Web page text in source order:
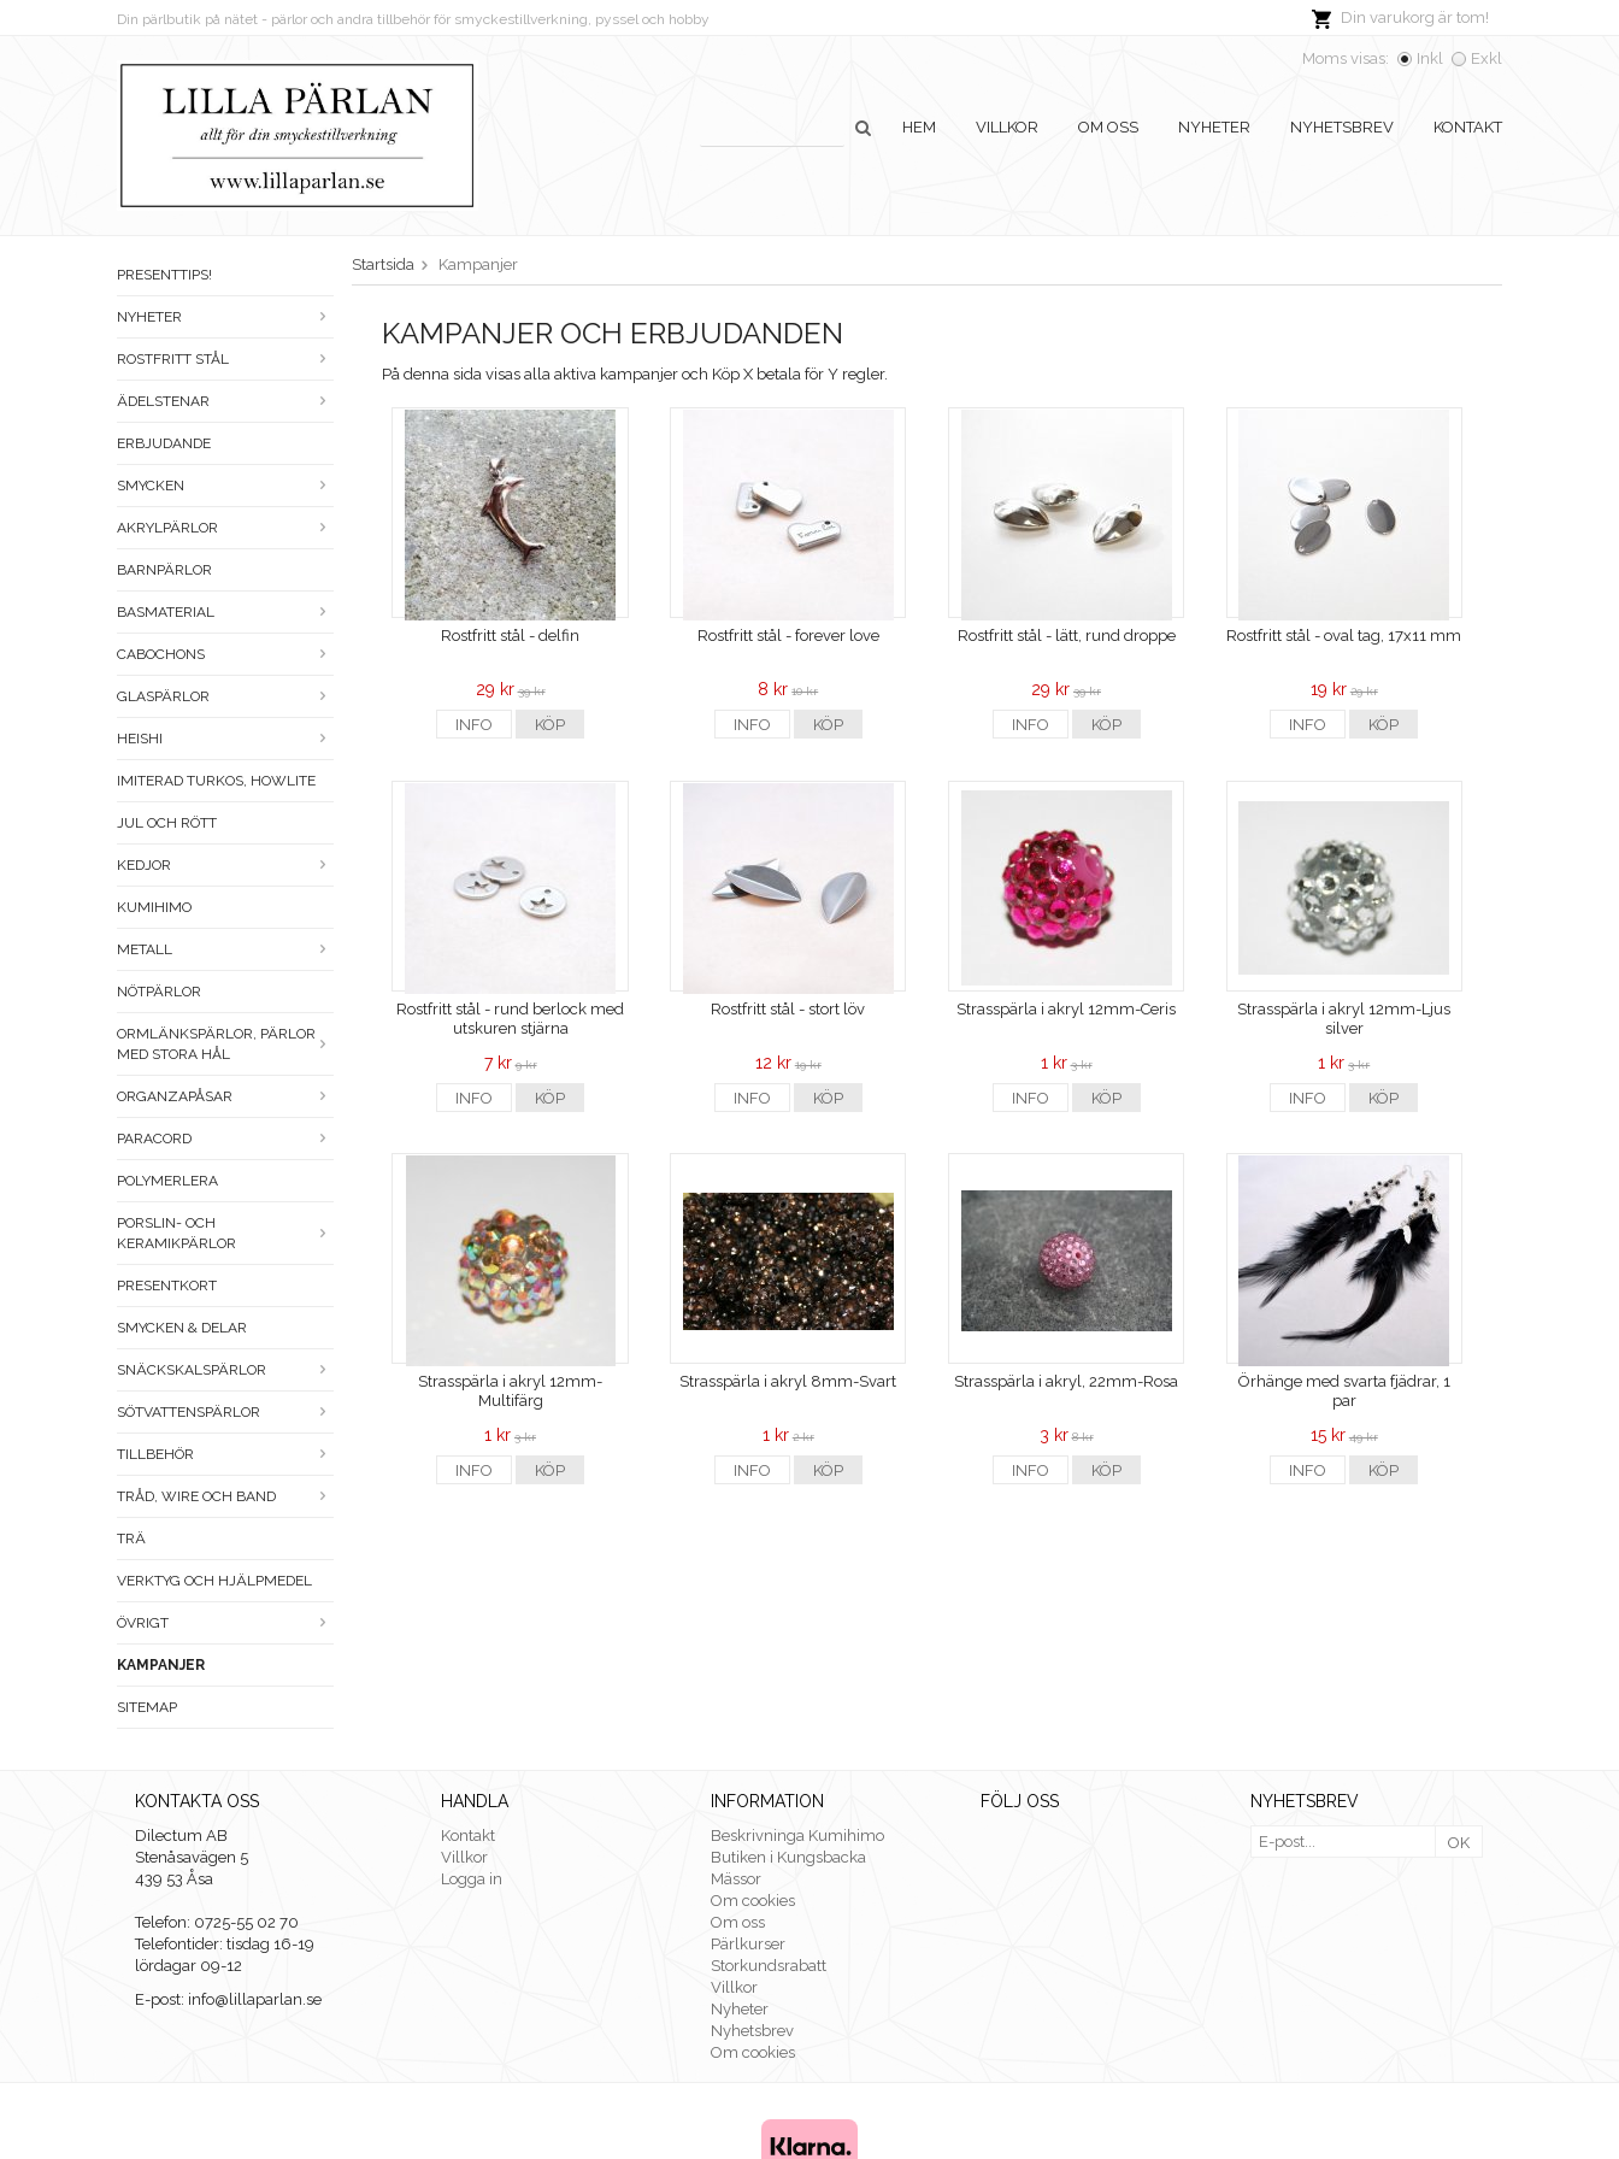
Din varukorg är tom!
Din pärlbutik på nätet - pärlor och andra tillbehör för smyckestillverkning, pyssel och hobby
Moms visas: Inkl Exkl
HEM VILLKOR OM OSS NYHETER NYHETSBREV KONTAKT
PRESENTTIPS!
NYHETER
ROSTFRITT STÅL
ÄDELSTENAR
ERBJUDANDE
SMYCKEN
AKRYLPÄRLOR
BARNPÄRLOR
BASMATERIAL
CABOCHONS
GLASPÄRLOR
HEISHI
IMITERAD TURKOS, HOWLITE
JUL OCH RÖTT
KEDJOR
KUMIHIMO
METALL
NÖTPÄRLOR
ORMLÄNKSPÄRLOR, PÄRLOR
MED STORA HÅL
ORGANZAPÅSAR
PARACORD
POLYMERLERA
PORSLIN- OCH
KERAMIKPÄRLOR
PRESENTKORT
SMYCKEN & DELAR
SNÄCKSKALSPÄRLOR
SÖTVATTENSPÄRLOR
TILLBEHÖR
TRÅD, WIRE OCH BAND
TRÄ
VERKTYG OCH HJÄLPMEDEL
ÖVRIGT
KAMPANJER
SITEMAP
Startsida Kampanjer
KAMPANJER OCH ERBJUDANDEN
På denna sida visas alla aktiva kampanjer och Köp X betala för Y regler.
Rostfritt stål - delfin
29 kr 39 kr
INFO KÖP
Rostfritt stål - forever love
8 kr 10 kr
INFO KÖP
Rostfritt stål - lätt, rund droppe
29 kr 39 kr
INFO KÖP
Rostfritt stål - oval tag, 17x11 mm
19 kr 29 kr
INFO KÖP
Rostfritt stål - rund berlock med
utskuren stjärna
7 kr 9 kr
INFO KÖP
Rostfritt stål - stort löv
12 kr 19 kr
INFO KÖP
Strasspärla i akryl 12mm-Ceris
1 kr 3 kr
INFO KÖP
Strasspärla i akryl 12mm-Ljus
silver
1 kr 3 kr
INFO KÖP
Strasspärla i akryl 12mm-
Multifärg
1 kr 3 kr
INFO KÖP
Strasspärla i akryl 8mm-Svart
1 kr 2 kr
INFO KÖP
Strasspärla i akryl, 22mm-Rosa
3 kr 8 kr
INFO KÖP
Örhänge med svarta fjädrar, 1
par
15 kr 49 kr
INFO KÖP
KONTAKTA OSS
Dilectum AB
Stenåsavägen 5
439 53 Åsa
Telefon: 0725-55 02 70
Telefontider: tisdag 16-19
lördagar 09-12
E-post: info@lillaparlan.se
HANDLA
Kontakt
Villkor
Logga in
INFORMATION
Beskrivninga Kumihimo
Butiken i Kungsbacka
Mässor
Om cookies
Om oss
Pärlkurser
Storkundsrabatt
Villkor
Nyheter
Nyhetsbrev
Om cookies
FÖLJ OSS NYHETSBREV
OK